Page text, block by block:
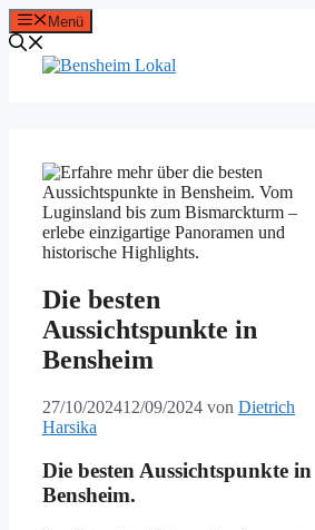
Zum
Inhalt
springen
Menü
Die besten
Aussichtspunkte in
Bensheim
27/10/202412/09/2024 von Dietrich
Harsika
Die besten Aussichtspunkte in
Bensheim.